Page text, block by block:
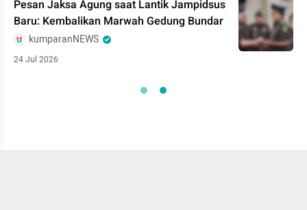
Pesan Jaksa Agung saat Lantik Jampidsus
Baru: Kembalikan Marwah Gedung Bundar
kumparanNEWS
24 Jul 2026